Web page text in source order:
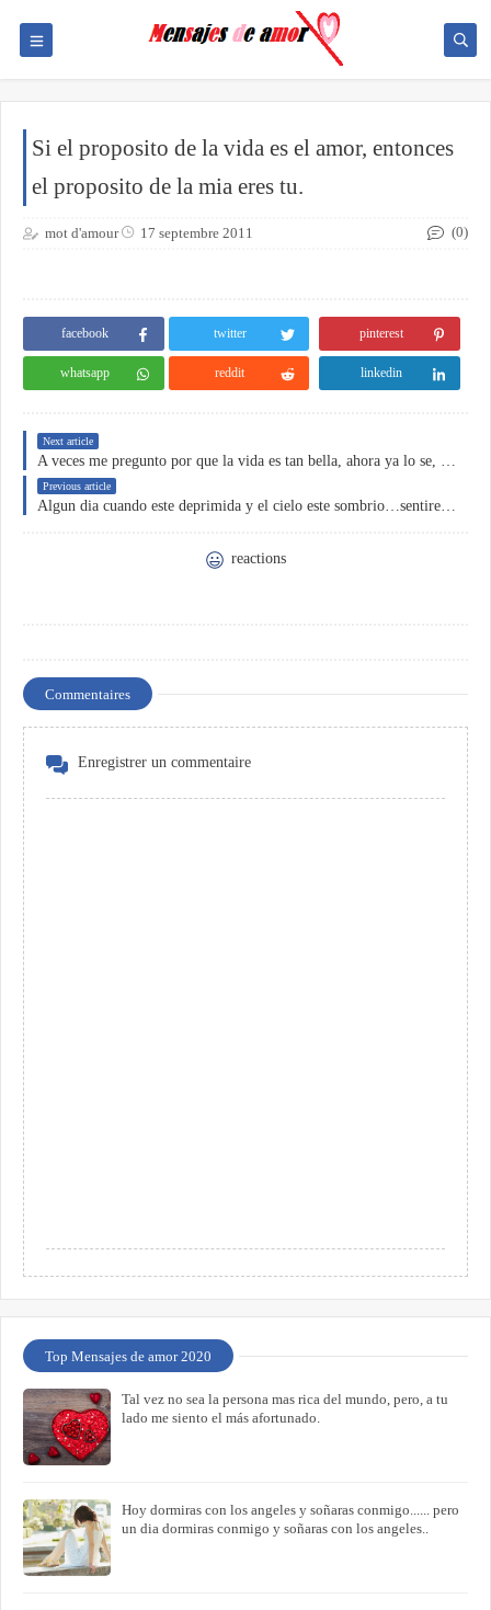
Si el proposito de la vida es el amor, entonces
el proposito de la mia eres tu.
mot d'amour 17 septembre 2011 (0)
facebook twitter pinterest
whatsapp reddit linkedin
Next article
Previous article
reactions
Commentaires
Enregistrer un commentaire
Top Mensajes de amor 2020
Tal vez no sea la persona mas rica del mundo, pero, a tu
lado me siento el más afortunado.
Hoy dormiras con los angeles y soñaras conmigo...... pero
un dia dormiras conmigo y soñaras con los angeles..